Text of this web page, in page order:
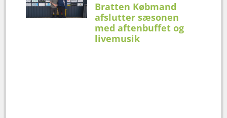
Bratten Købmand
afslutter sæsonen
med aftenbuffet og
livemusik